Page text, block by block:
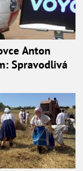
Anton
Spravodlivá